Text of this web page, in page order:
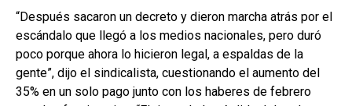
“Después sacaron un decreto y dieron marcha atrás por el
escándalo que llegó a los medios nacionales, pero duró
poco porque ahora lo hicieron legal, a espaldas de la
gente”, dijo el sindicalista, cuestionando el aumento del
35% en un solo pago junto con los haberes de febrero